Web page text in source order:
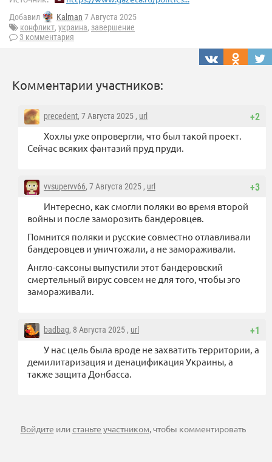
Добавил Kalman 7 Августа 2025
конфликт, украина, завершение
3 комментария
Комментарии участников:
+2
precedent, 7 Августа 2025 , url
Хохлы уже опровергли, что был такой проект.
Сейчас всяких фантазий пруд пруди.
+3
vvsupervv66, 7 Августа 2025 , url
Интересно, как смогли поляки во время второй
войны и после заморозить бандеровцев.
Помнится поляки и русские совместно отлавливали
бандеровцев и уничтожали, а не замораживали.
Англо-саксоны выпустили этот бандеровский
смертельный вирус совсем не для того, чтобы эго
замораживали.
+1
badbag, 8 Августа 2025 , url
У нас цель была вроде не захватить территории, а
демилитаризация и денацификация Украины, а
также защита Донбасса.
Войдите илистаньте участником, чтобы комментировать